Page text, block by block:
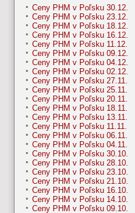
Ceny PHM v Poľsku 30.12.
Ceny PHM v Poľsku 23.12.
Ceny PHM v Poľsku 18.12.
Ceny PHM v Poľsku 16.12.
Ceny PHM v Poľsku 11.12.
Ceny PHM v Poľsku 09.12.
Ceny PHM v Poľsku 04.12.
Ceny PHM v Poľsku 02.12.
Ceny PHM v Poľsku 27.11.
Ceny PHM v Poľsku 25.11.
Ceny PHM v Poľsku 20.11.
Ceny PHM v Poľsku 18.11.
Ceny PHM v Poľsku 13.11.
Ceny PHM v Poľsku 11.11.
Ceny PHM v Poľsku 06.11.
Ceny PHM v Poľsku 04.11.
Ceny PHM v Poľsku 30.10.
Ceny PHM v Poľsku 28.10.
Ceny PHM v Poľsku 23.10.
Ceny PHM v Poľsku 21.10.
Ceny PHM v Poľsku 16.10.
Ceny PHM v Poľsku 14.10.
Ceny PHM v Poľsku 09.10.